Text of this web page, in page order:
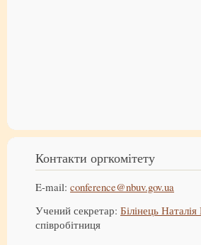
Контакти оргкомітету
E-mail: conference@nbuv.gov.ua
Учений секретар: Білінець
співробітниця